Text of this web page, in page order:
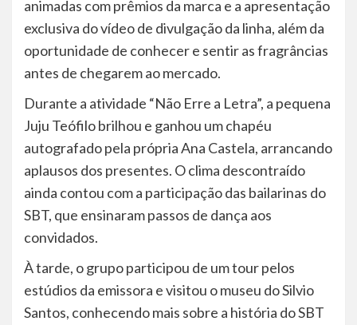
animadas com prêmios da marca e a apresentação
exclusiva do vídeo de divulgação da linha, além da
oportunidade de conhecer e sentir as fragrâncias
antes de chegarem ao mercado.
Durante a atividade “Não Erre a Letra”, a pequena
Juju Teófilo brilhou e ganhou um chapéu
autografado pela própria Ana Castela, arrancando
aplausos dos presentes. O clima descontraído
ainda contou com a participação das bailarinas do
SBT, que ensinaram passos de dança aos
convidados.
À tarde, o grupo participou de um tour pelos
estúdios da emissora e visitou o museu do Silvio
Santos, conhecendo mais sobre a história do SBT